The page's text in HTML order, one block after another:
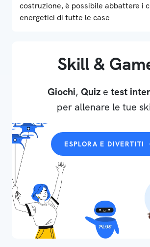
costruzione, è possibile abbattere i
energetici di tutte le case
Skill &
Giochi, Quize test
per allenare le tue
ESPLORA E DIVERTITI